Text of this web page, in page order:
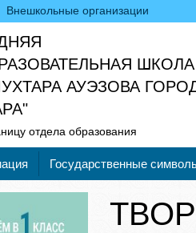
Внешкольные организации
ШКОЛА
АУЭЗОВА
отдела образования
Государственные